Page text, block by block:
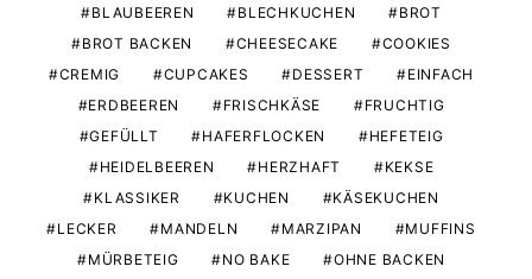
BLAUBEEREN BLECHKUCHEN
BROT
BROT BACKEN
CHEESECAKE
COOKIES
CREMIG
CUPCAKES DESSERT
EINFACH
ERDBEEREN
FRISCHKÄSE
FRUCHTIG
GEFÜLLT
HAFERFLOCKEN
HEFETEIG
HEIDELBEEREN
HERZHAFT
KEKSE
KLASSIKER
KUCHEN
KÄSEKUCHEN
LECKER
MANDELN MARZIPAN
MUFFINS
MÜRBETEIG
NO BAKE
OHNE BACKEN